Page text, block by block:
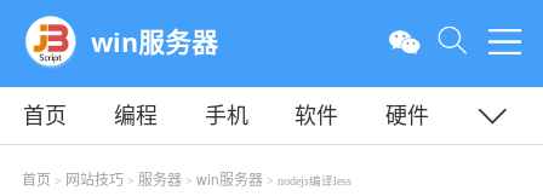
win服务器
首页 编程 手机 软件
硬件
教程
平面 服务器
首页 > 网站技巧 > 服务器> win服务器> nodejs编译less